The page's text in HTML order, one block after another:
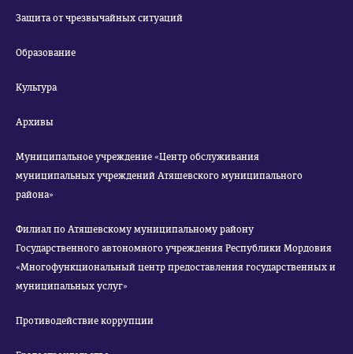
Защита от чрезвычайных ситуаций
Образование
Культура
Архивы
Муниципальное учреждение «Центр обслуживания
муниципальных учреждений Атяшевского муниципального
района»
Филиал по Атяшевскому муниципальному району
Государственного автономного учреждения Республики Мордовия
«Многофункциональный центр предоставления государственных и
муниципальных услуг»
Противодействие коррупции